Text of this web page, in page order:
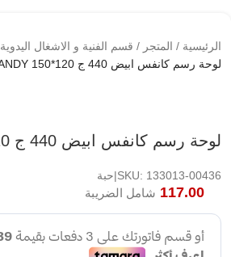
الرئيسية / المتجر / قسم الفنية و الاشغال اليدوية
لوحة رسم كانفس ابيض 440 ج 120*150 DANDY
لوحة رسم كانفس ابيض 440 ج 120*150 DANDY
SKU: 133013-00436|حبة
117.00 شامل الضريبة